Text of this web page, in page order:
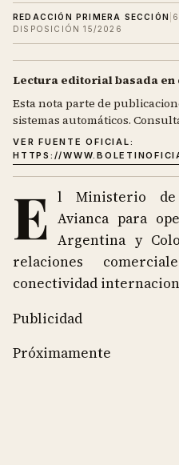
REDACCIÓN PRIMERA SECCIÓN
DISPOSICIÓN 15/2026
Lectura editorial basada
Esta nota parte de
sistemas automáticos.
VER FUENTE OFICIAL:
HTTPS://
E l Ministerio de
Avianca para
Argentina y
relaciones
conectividad
Publicidad
Próximamente